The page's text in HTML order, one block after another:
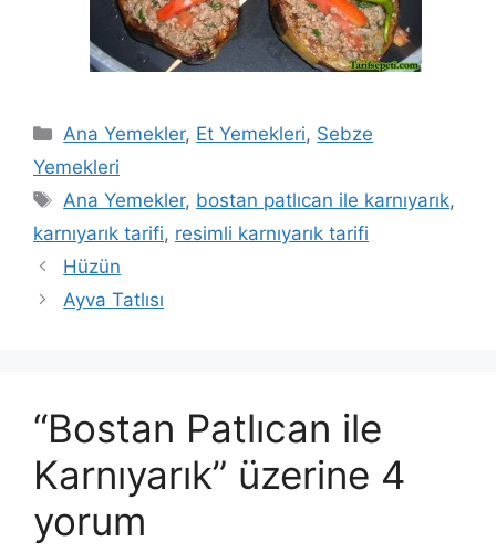
Kategoriler
Ana Yemekler, Et Yemekleri, Sebze
Yemekleri
Etiketler
Ana Yemekler, bostan patlıcan ile karnıyarık,
karnıyarık tarifi, resimli karnıyarık tarifi
Hüzün
Ayva Tatlısı
“Bostan Patlıcan ile
Karnıyarık” üzerine 4
yorum